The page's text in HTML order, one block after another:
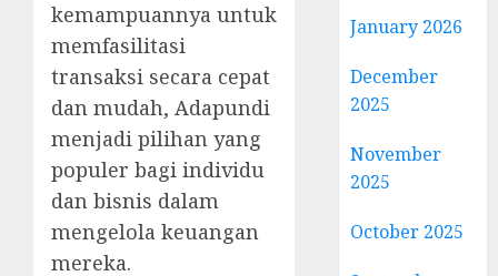
kemampuannya untuk
memfasilitasi
transaksi secara cepat
dan mudah, Adapundi
menjadi pilihan yang
populer bagi individu
dan bisnis dalam
mengelola keuangan
mereka.
January 2026
December
2025
November
2025
October 2025